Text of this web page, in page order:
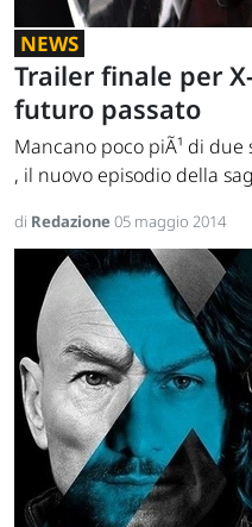
NEWS
Trailer finale per
futuro passato
Mancano poco piÃ¹ di
, il nuovo episodio della
di Redazione05 maggio 2014